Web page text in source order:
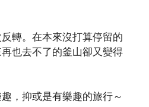
轉。在本來沒打算停留的
也去不了的釜山卻又變得
，抑或是有樂趣的旅行～